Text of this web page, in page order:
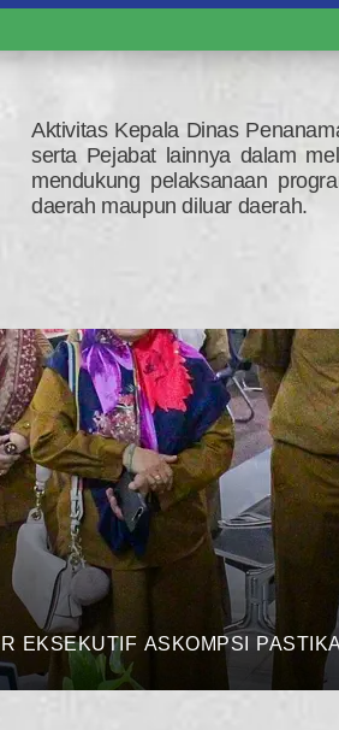
BKPM
Aktivitas Kepala Dinas
serta Pejabat lainnya dalam
mendukung pelaksanaan
daerah maupun diluar daerah.
EKSEKUTIF ASKOMPSI